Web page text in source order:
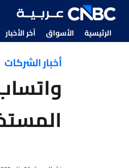
الرئيسية الأسواق آخر الأخبار
أخبار الشركات